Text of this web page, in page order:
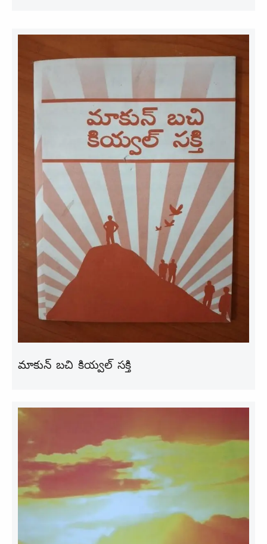
మాకున్ బచి కియ్వల్ సక్తి